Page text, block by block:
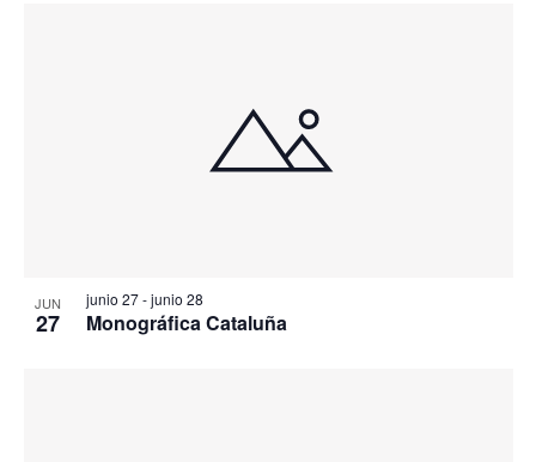
JUN
27
junio 27-junio 28
Monográfica Cataluña